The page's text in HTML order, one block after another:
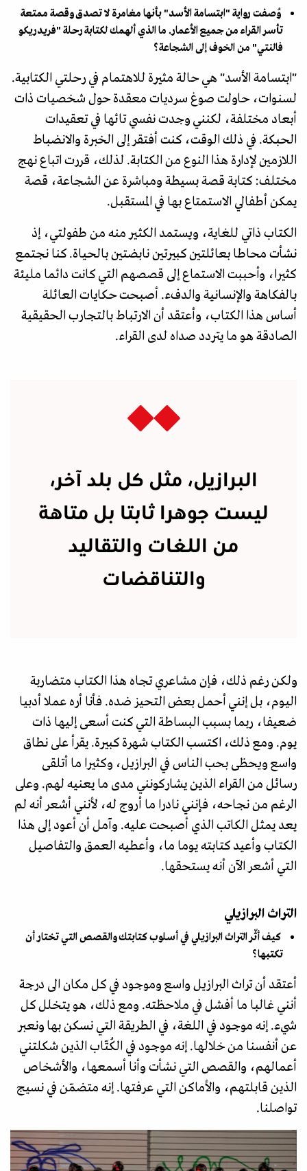
وُصفت رواية "ابتسامة الأسد" بأنها مغامرة لا تصدق وقصة ممتعة
تأسر القراء من جميع الأعمار. ما الذي ألهمك لكتابة رحلة "فريدريكو
فالنتي" من الخوف إلى الشجاعة؟
"ابتسامة الأسد" هي حالة مثيرة للاهتمام في رحلتي الكتابية.
لسنوات، حاولت صوغ سرديات معقدة حول شخصيات ذات
أبعاد مختلفة، لكنني وجدت نفسي تائها في تعقيدات
الحبكة. في ذلك الوقت، كنت أفتقر إلى الخبرة والانضباط
اللازمين لإدارة هذا النوع من الكتابة. لذلك، قررت اتباع نهج
مختلف: كتابة قصة بسيطة ومباشرة عن الشجاعة، قصة
يمكن أطفالي الاستمتاع بها في المستقبل.
الكتاب ذاتي للغاية، ويستمد الكثير منه من طفولتي، إذ
نشأت محاطا بعائلتين كبيرتين نابضتين بالحياة. كنا نجتمع
كثيرا، وأحببت الاستماع إلى قصصهم التي كانت دائما مليئة
بالفكاهة والإنسانية والدفء. أصبحت حكايات العائلة
أساس هذا الكتاب، وأعتقد أن الارتباط بالتجارب الحقيقية
الصادقة هو ما يتردد صداه لدى القراء.
البرازيل، مثل كل بلد آخر،
ليست جوهرا ثابتا بل متاهة
من اللغات والتقاليد
والتناقضات
ولكن رغم ذلك، فإن مشاعري تجاه هذا الكتاب متضاربة
اليوم، بل إنني أحمل بعض التحيز ضده. فأنا أره عملا أدبيا
ضعيفا، ربما بسبب البساطة التي كنت أسعى إليها ذات
يوم. ومع ذلك، اكتسب الكتاب شهرة كبيرة. يقرأ على نطاق
واسع ويحظى بحب الناس في البرازيل، وكثيرا ما أتلقى
رسائل من القراء الذين يشاركونني مدى ما يعنيه لهم. وعلى
الرغم من نجاحه، فإنني نادرا ما أروج له، لأنني أشعر أنه لم
يعد يمثل الكاتب الذي أصبحت عليه. وآمل أن أعود إلى هذا
الكتاب وأعيد كتابته يوما ما، وأعطيه العمق والتفاصيل
التي أشعر الآن أنه يستحقها.
التراث البرازيلي
كيف أثّر التراث البرازيلي في أسلوب كتابتك والقصص التي تختار أن
تكتبها؟
أعتقد أن تراث البرازيل واسع وموجود في كل مكان الى درجة
أنني غالبا ما أفشل في ملاحظته. ومع ذلك، هو يتخلل كل
شيء. إنه موجود في اللغة، في الطريقة التي نسكن بها ونعبر
عن أنفسنا من خلالها. إنه موجود في الكُتّاب الذين شكلتني
أعمالهم، والقصص التي نشأت وأنا أسمعها، والأشخاص
الذين قابلتهم، والأماكن التي عرفتها. إنه متضمّن في نسيج
تواصلنا.